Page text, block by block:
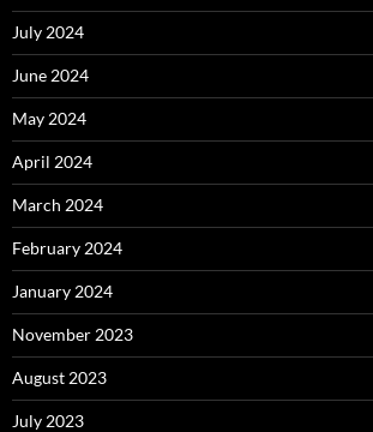
July 2024
June 2024
May 2024
April 2024
March 2024
February 2024
January 2024
November 2023
August 2023
July 2023